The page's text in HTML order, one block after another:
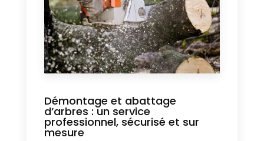
Démontage et abattage
d’arbres : un service
professionnel, sécurisé et sur
mesure